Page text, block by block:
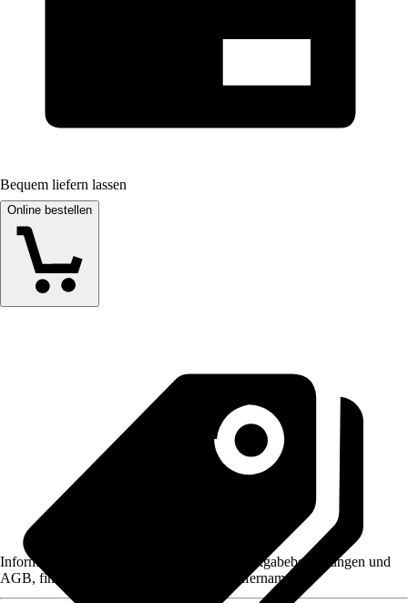
Bequem liefern lassen
Online bestellen
Informationen des Verkäufers, wie z. B. Rückgabebedingungen und
AGB, finden Sie bei Klick auf den Verkäufernamen.